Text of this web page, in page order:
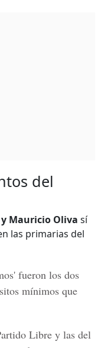
del
Mauricio Oliva sí
las primarias del
fueron los dos
mínimos que
Libre y las del